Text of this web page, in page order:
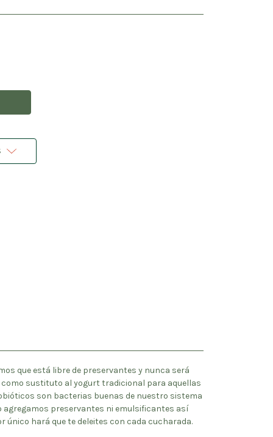
que está libre de preservantes y nunca será
sustituto al yogurt tradicional para aquellas
son bacterias buenas de nuestro sistema
agregamos preservantes ni emulsificantes así
hará que te deleites con cada cucharada.